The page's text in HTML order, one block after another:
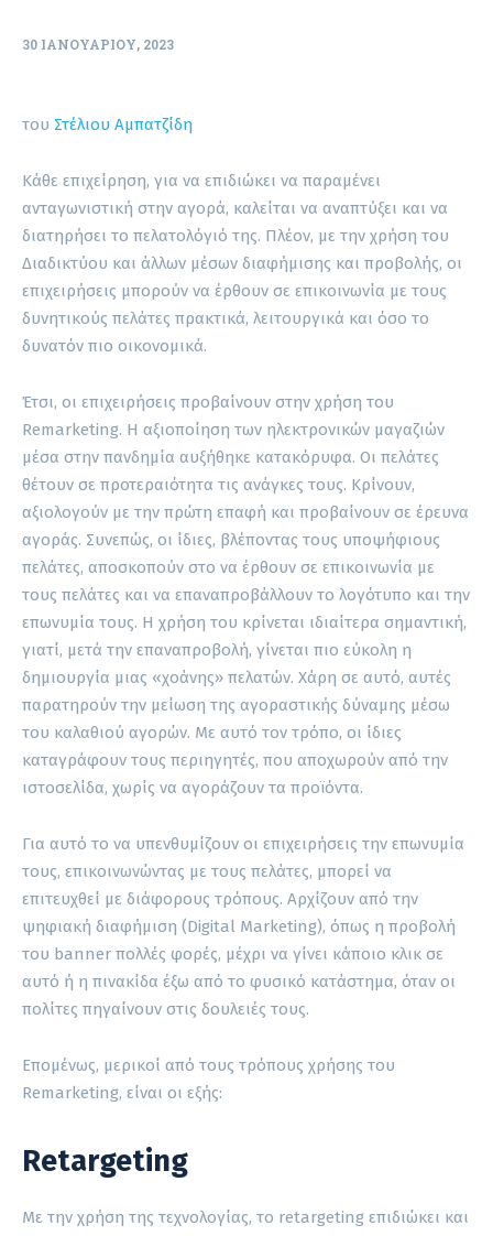
30 ΙΑΝΟΥΑΡΊΟΥ, 2023
του Στέλιου Αμπατζίδη
Κάθε επιχείρηση, για να επιδιώκει να παραμένει
ανταγωνιστική στην αγορά, καλείται να αναπτύξει και να
διατηρήσει το πελατολόγιό της. Πλέον, με την χρήση του
Διαδικτύου και άλλων μέσων διαφήμισης και προβολής, οι
επιχειρήσεις μπορούν να έρθουν σε επικοινωνία με τους
δυνητικούς πελάτες πρακτικά, λειτουργικά και όσο το
δυνατόν πιο οικονομικά.
Έτσι, οι επιχειρήσεις προβαίνουν στην χρήση του
Remarketing. H αξιοποίηση των ηλεκτρονικών μαγαζιών
μέσα στην πανδημία αυξήθηκε κατακόρυφα. Οι πελάτες
θέτουν σε προτεραιότητα τις ανάγκες τους. Κρίνουν,
αξιολογούν με την πρώτη επαφή και προβαίνουν σε έρευνα
αγοράς. Συνεπώς, οι ίδιες, βλέποντας τους υποψήφιους
πελάτες, αποσκοπούν στο να έρθουν σε επικοινωνία με
τους πελάτες και να επαναπροβάλλουν το λογότυπο και την
επωνυμία τους. Η χρήση του κρίνεται ιδιαίτερα σημαντική,
γιατί, μετά την επαναπροβολή, γίνεται πιο εύκολη η
δημιουργία μιας «χοάνης» πελατών. Χάρη σε αυτό, αυτές
παρατηρούν την μείωση της αγοραστικής δύναμης μέσω
του καλαθιού αγορών. Με αυτό τον τρόπο, οι ίδιες
καταγράφουν τους περιηγητές, που αποχωρούν από την
ιστοσελίδα, χωρίς να αγοράζουν τα προϊόντα.
Για αυτό το να υπενθυμίζουν οι επιχειρήσεις την επωνυμία
τους, επικοινωνώντας με τους πελάτες, μπορεί να
επιτευχθεί με διάφορους τρόπους. Αρχίζουν από την
ψηφιακή διαφήμιση (Digital Marketing), όπως η προβολή
του banner πολλές φορές, μέχρι να γίνει κάποιο κλικ σε
αυτό ή η πινακίδα έξω από το φυσικό κατάστημα, όταν οι
πολίτες πηγαίνουν στις δουλειές τους.
Επομένως, μερικοί από τους τρόπους χρήσης του
Remarketing, είναι οι εξής:
Retargeting
Με την χρήση της τεχνολογίας, το retargeting επιδιώκει και